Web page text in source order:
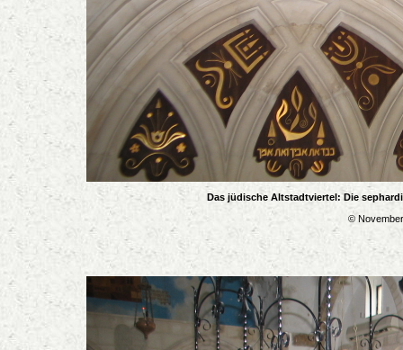
Das jüdische Altstadtviertel: Die
©